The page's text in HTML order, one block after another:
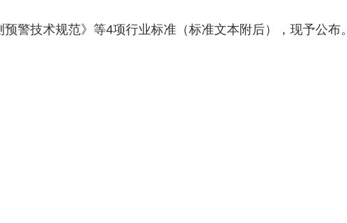
警技术规范》等4项行业标准（标准文本附后），现予公布。